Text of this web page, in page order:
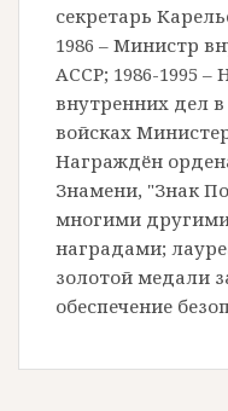
секретарь
1986 – Министр
АССР; 1986-1995
внутренних дел
войсках
Награждён
Знамени, "Знак
многими
наградами;
золотой медали
обеспечение